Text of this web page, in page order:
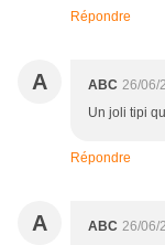
Répondre
A ABC 26/06/
Un joli tipi
Répondre
A ABC 26/06/